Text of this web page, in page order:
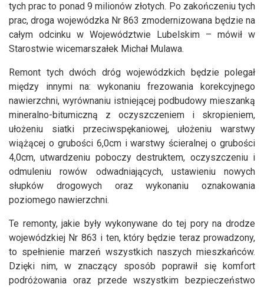
tych prac to ponad 9 milionów złotych. Po zakończeniu tych
prac, droga wojewódzka Nr 863 zmodernizowana będzie na
całym odcinku w Województwie Lubelskim – mówił w
Starostwie wicemarszałek Michał Mulawa.
Remont tych dwóch dróg wojewódzkich będzie polegał
między innymi na: wykonaniu frezowania korekcyjnego
nawierzchni, wyrównaniu istniejącej podbudowy mieszanką
mineralno-bitumiczną z oczyszczeniem i skropieniem,
ułożeniu siatki przeciwspękaniowej, ułożeniu warstwy
wiążącej o grubości 6,0cm i warstwy ścieralnej o grubości
4,0cm, utwardzeniu poboczy destruktem, oczyszczeniu i
odmuleniu rowów odwadniających, ustawieniu nowych
słupków drogowych oraz wykonaniu oznakowania
poziomego nawierzchni.
Te remonty, jakie były wykonywane do tej pory na drodze
wojewódzkiej Nr 863 i ten, który będzie teraz prowadzony,
to spełnienie marzeń wszystkich naszych mieszkańców.
Dzięki nim, w znaczący sposób poprawił się komfort
podróżowania oraz przede wszystkim bezpieczeństwo